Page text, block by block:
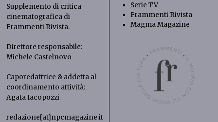
Supplemento di critica
cinematografica di
Frammenti Rivista.
Direttore responsabile:
Michele Castelnovo
Caporedattrice & addetta al
coordinamento attività:
Agata Iacopozzi
redazione[at]npcmagazine.it
Serie TV
Frammenti Rivista
Magma Magazine